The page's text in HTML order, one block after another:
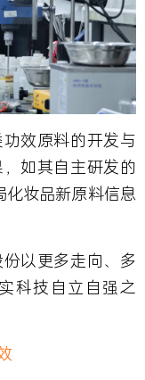
效原料的开发与
如其自主研发的
化妆品新原料信息
以更多走向、多
科技自立自强之